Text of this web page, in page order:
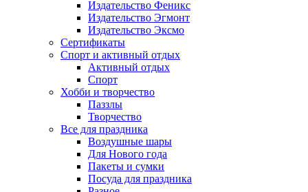
Издательство Феникс
Издательство Эгмонт
Издательство Эксмо
Сертификаты
Спорт и активный отдых
Активный отдых
Спорт
Хобби и творчество
Паззлы
Творчество
Все для праздника
Воздушные шары
Для Нового года
Пакеты и сумки
Посуда для праздника